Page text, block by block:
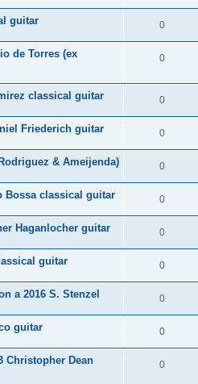
s
s
n
s
o
n
s
e
s
é
o
s
e
s
guitar 0R
é
o
s
e
s
de Torres (ex
0R
p
o
s
e
s
classical guitar 0R
é
o
n
s
s
Friederich guitar 0R
é
o
n
s
s
& Ameijenda) 0R
é
o
n
s
s
Bossa classical guitar 0R
é
o
n
s
s
Haganlocher guitar 0R
é
o
n
s
guitar 0R
é
o
n
s
a 2016 S. Stenzel 0R
é
o
guitar 0R
é
Christopher Dean
0R